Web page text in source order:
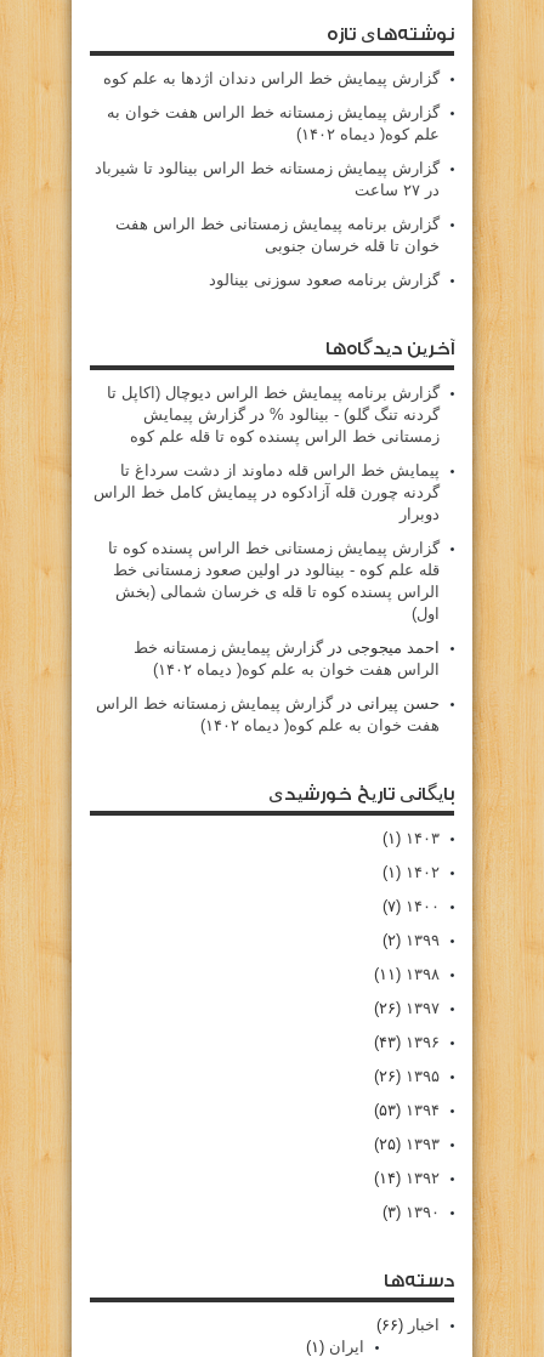
نوشته‌های تازه
گزارش پیمایش خط الراس دندان اژدها به علم کوه
گزارش پیمایش زمستانه خط الراس هفت خوان به
علم کوه( دیماه ۱۴۰۲)
گزارش پیمایش زمستانه خط الراس بینالود تا شیرباد
در ۲۷ ساعت
گزارش برنامه پیمایش زمستانی خط الراس هفت
خوان تا قله خرسان جنوبی
گزارش برنامه صعود سوزنی بینالود
آخرین دیدگاه‌ها
گزارش برنامه پيمايش خط الراس ديوچال (اكاپل تا
گردنه تنگ گلو) - بينالود % درگزارش پیمایش
زمستانی خط الراس پسنده کوه تا قله علم کوه
پيمايش خط الراس قله دماوند از دشت سرداغ تا
گردنه چورن قله آزادكوه در پیمایش کامل خط الراس
دوبرار
گزارش پیمایش زمستانی خط الراس پسنده کوه تا
قله علم کوه - بينالود در اولین صعود زمستانی خط
الراس پسنده کوه تا قله ی خرسان شمالی (بخش
اول)
احمد میجوجی درگزارش پیمایش زمستانه خط
الراس هفت خوان به علم کوه( دیماه ۱۴۰۲)
حسن پیرانی درگزارش پیمایش زمستانه خط الراس
هفت خوان به علم کوه( دیماه ۱۴۰۲)
بایگانی تاریخ خورشیدی
۱۴۰۳ (۱)
۱۴۰۲ (۱)
۱۴۰۰ (۷)
۱۳۹۹ (۲)
۱۳۹۸ (۱۱)
۱۳۹۷ (۲۶)
۱۳۹۶ (۴۳)
۱۳۹۵ (۲۶)
۱۳۹۴ (۵۳)
۱۳۹۳ (۲۵)
۱۳۹۲ (۱۴)
۱۳۹۰ (۳)
دسته‌ها
اخبار (۶۶)
ایران (۱)